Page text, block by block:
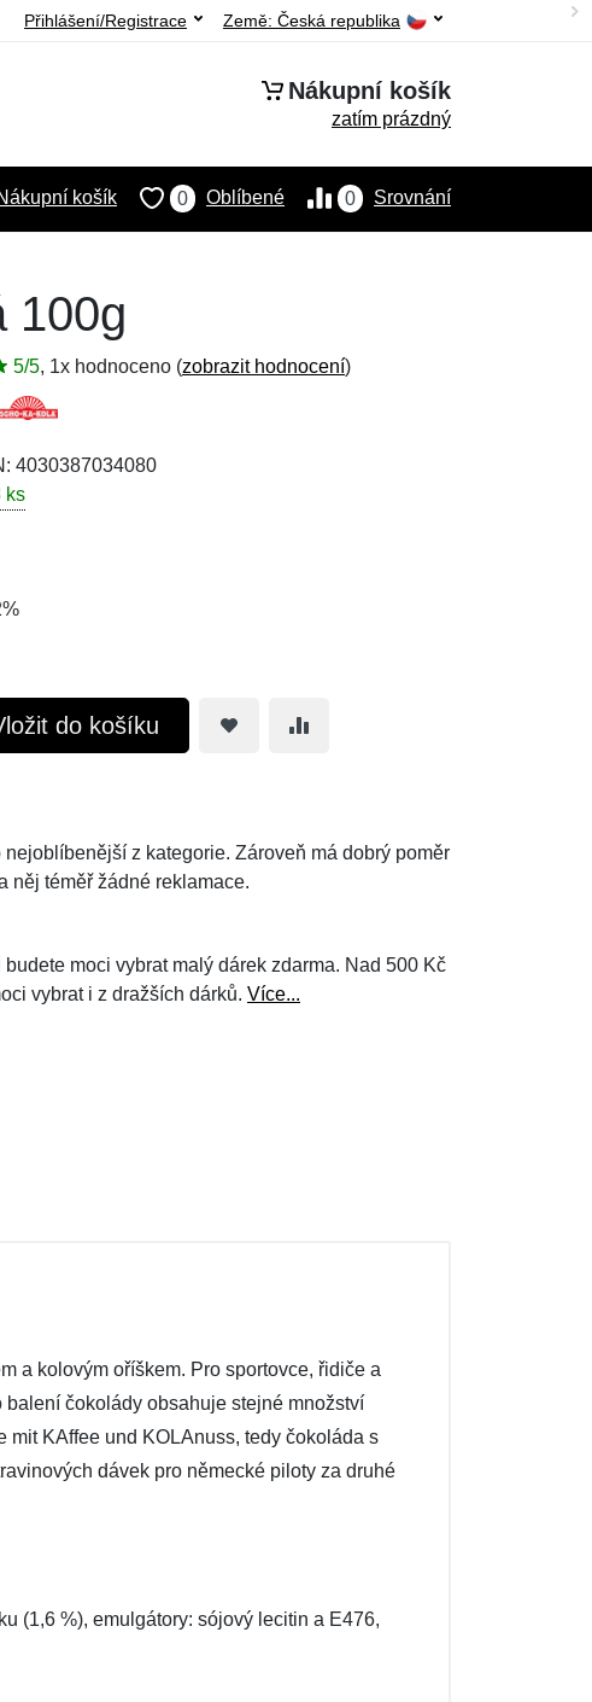
Země: Česká republika
Přihlášení/Registrace
Nákupní košík
zatím prázdný
0 Srovnání
0 Oblíbené
košík
100g
5/5, 1x hodnoceno (zobrazit hodnocení)
4030387034080
ks
do košíku
nejoblíbenější z kategorie. Zároveň má dobrý poměr
něj téměř žádné reklamace.
moci vybrat malý dárek zdarma. Nad 500 Kč
vybrat i z dražších dárků. Více...
a kolovým oříškem. Pro sportovce, řidiče a
čokolády obsahuje stejné množství
KAffee und KOLAnuss, tedy čokoláda s
dávek pro německé piloty za druhé
(1,6 %), emulgátory: sójový lecitin a E476,